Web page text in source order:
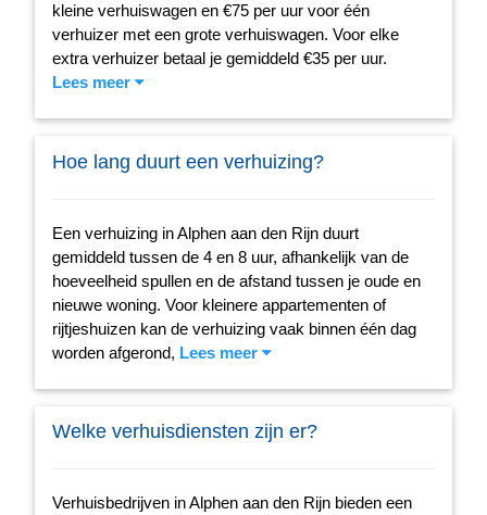
kleine verhuiswagen en €75 per uur voor één
verhuizer met een grote verhuiswagen. Voor elke
extra verhuizer betaal je gemiddeld €35 per uur.
Lees meer
Hoe lang duurt een verhuizing?
Een verhuizing in Alphen aan den Rijn duurt
gemiddeld tussen de 4 en 8 uur, afhankelijk van de
hoeveelheid spullen en de afstand tussen je oude en
nieuwe woning. Voor kleinere appartementen of
rijtjeshuizen kan de verhuizing vaak binnen één dag
worden afgerond, Lees meer
Welke verhuisdiensten zijn er?
Verhuisbedrijven in Alphen aan den Rijn bieden een